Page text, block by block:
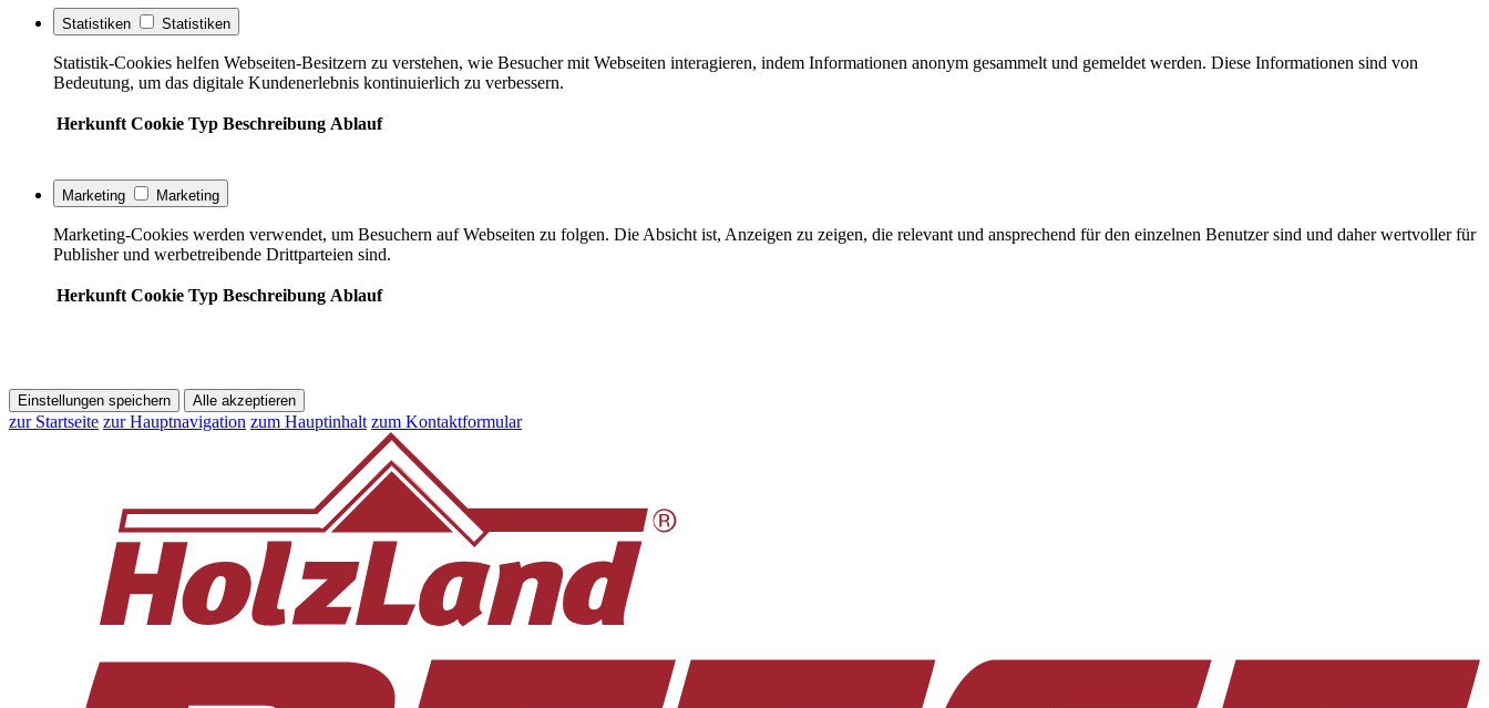
Statistiken Statistiken
Statistik-Cookies helfen Webseiten-Besitzern zu verstehen, wie Besucher mit Webseiten interagieren, indem Informationen anonym gesammelt und gemeldet werden. Diese Informationen sind von
Bedeutung, um das digitale Kundenerlebnis kontinuierlich zu verbessern.
Herkunft Cookie Typ Beschreibung Ablauf
Marketing Marketing
Marketing-Cookies werden verwendet, um Besuchern auf Webseiten zu folgen. Die Absicht ist, Anzeigen zu zeigen, die relevant und ansprechend für den einzelnen Benutzer sind und daher wertvoller für
Publisher und werbetreibende Drittparteien sind.
Herkunft Cookie Typ Beschreibung Ablauf
Einstellungen speichern Alle akzeptieren
zur Startseite zur Hauptnavigation zum Hauptinhalt zum Kontaktformular